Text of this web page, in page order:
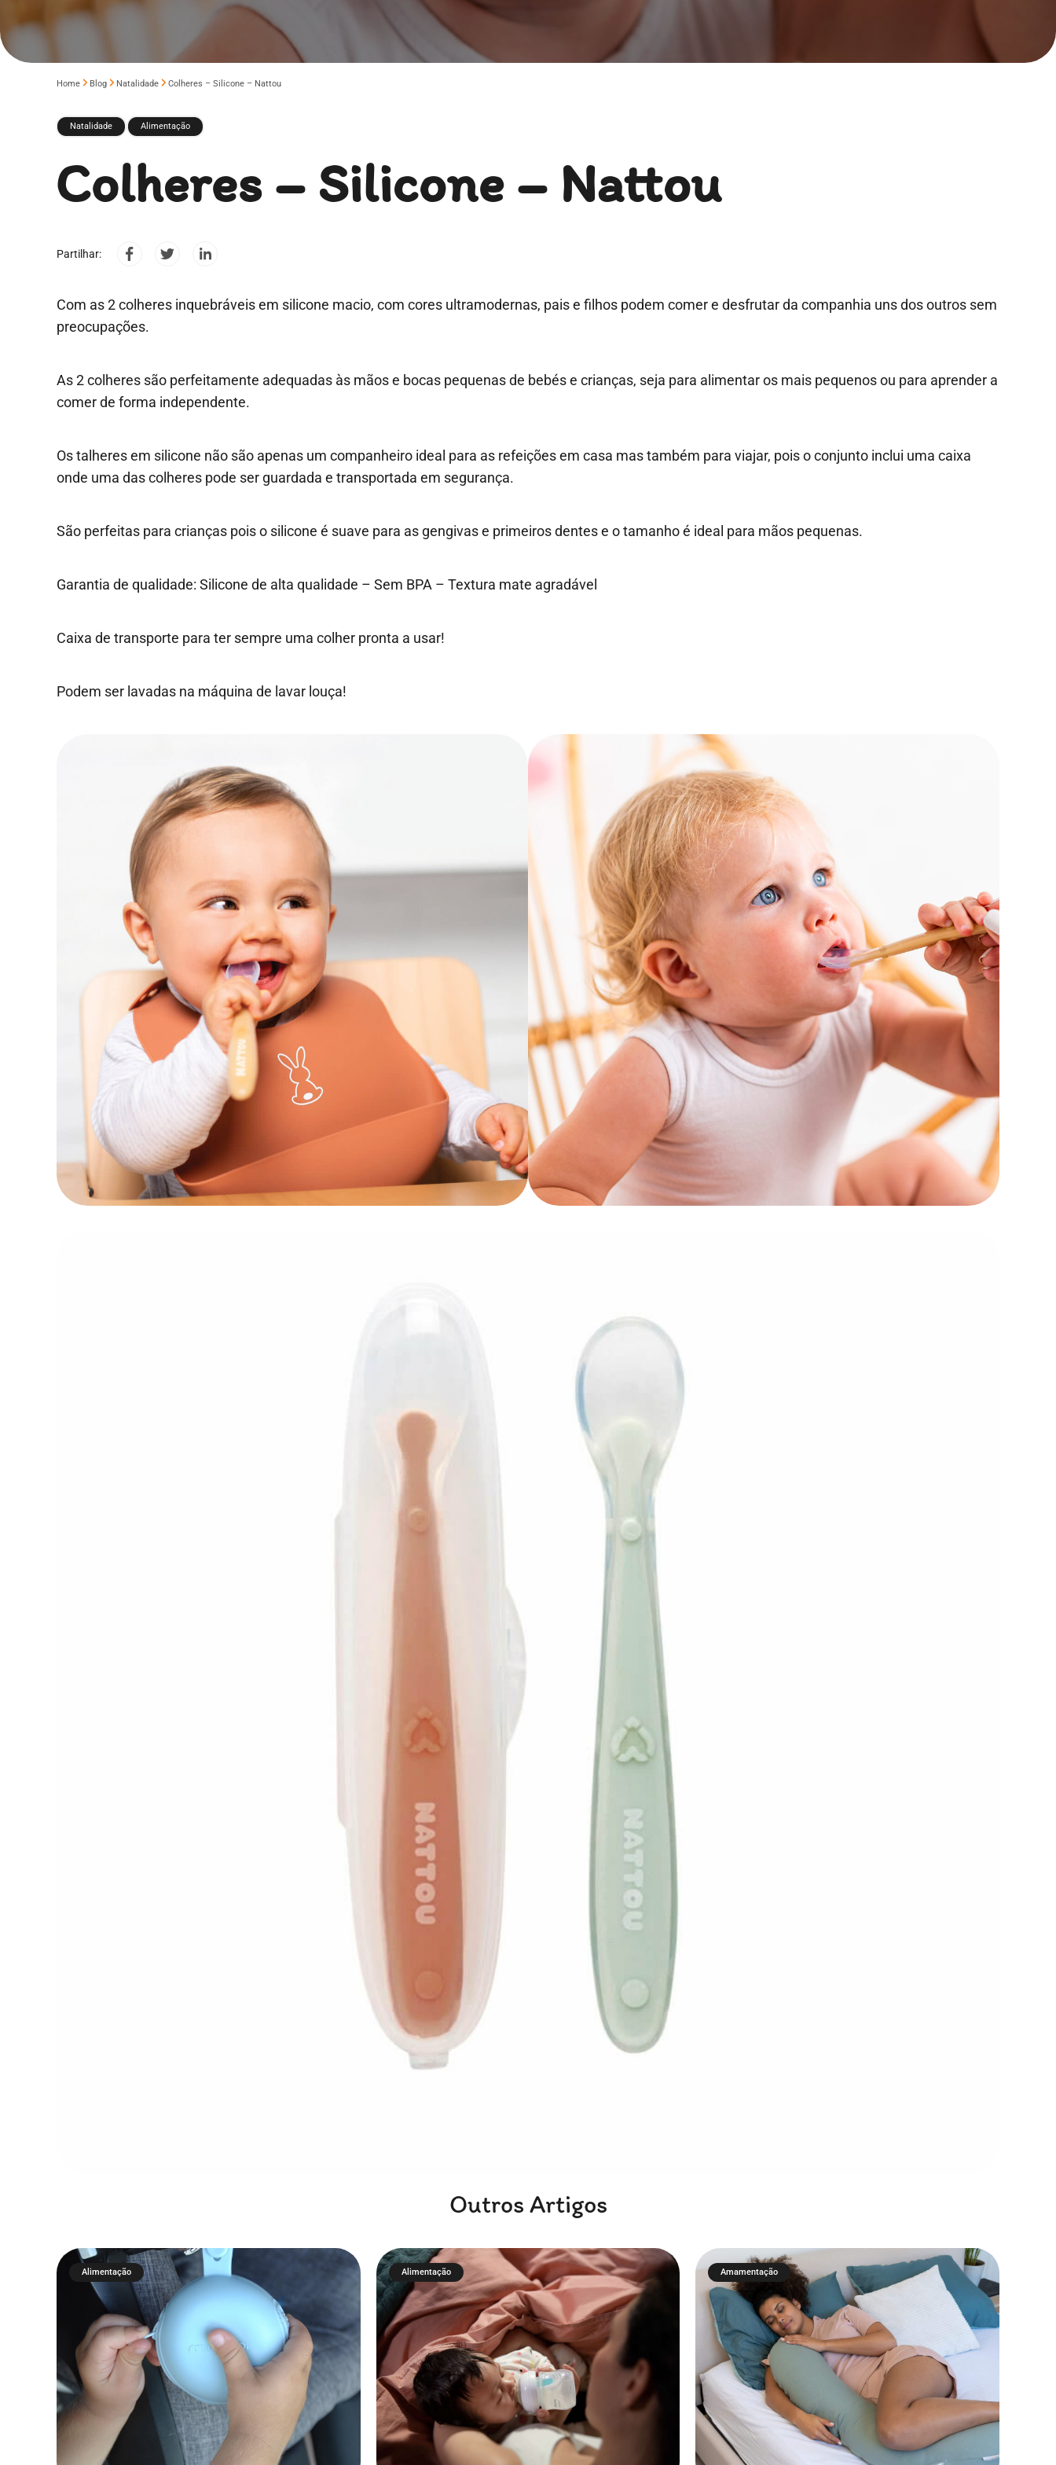
Home Blog Natalidade Colheres – Silicone – Nattou
Natalidade Alimentação
Colheres – Silicone – Nattou
Partilhar:
Com as 2 colheres inquebráveis em silicone macio, com cores ultramodernas, pais e filhos podem comer e desfrutar da companhia uns dos outros sem
preocupações.
As 2 colheres são perfeitamente adequadas às mãos e bocas pequenas de bebés e crianças, seja para alimentar os mais pequenos ou para aprender a
comer de forma independente.
Os talheres em silicone não são apenas um companheiro ideal para as refeições em casa mas também para viajar, pois o conjunto inclui uma caixa
onde uma das colheres pode ser guardada e transportada em segurança.
São perfeitas para crianças pois o silicone é suave para as gengivas e primeiros dentes e o tamanho é ideal para mãos pequenas.
Garantia de qualidade: Silicone de alta qualidade – Sem BPA – Textura mate agradável
Caixa de transporte para ter sempre uma colher pronta a usar!
Podem ser lavadas na máquina de lavar louça!
Outros Artigos
Alimentação Alimentação Amamentação